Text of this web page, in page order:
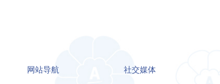
网站导航 社交媒体